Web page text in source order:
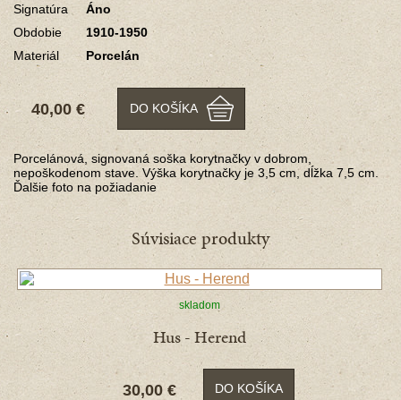
Signatúra
Áno
Obdobie
1910-1950
Materiál
Porcelán
40,00 € DO KOŠÍKA
Porcelánová, signovaná soška korytnačky v dobrom,
nepoškodenom stave. Výška korytnačky je 3,5 cm, dĺžka 7,5 cm.
Ďalšie foto na požiadanie
Súvisiace produkty
skladom
Hus - Herend
30,00 € DO KOŠÍKA